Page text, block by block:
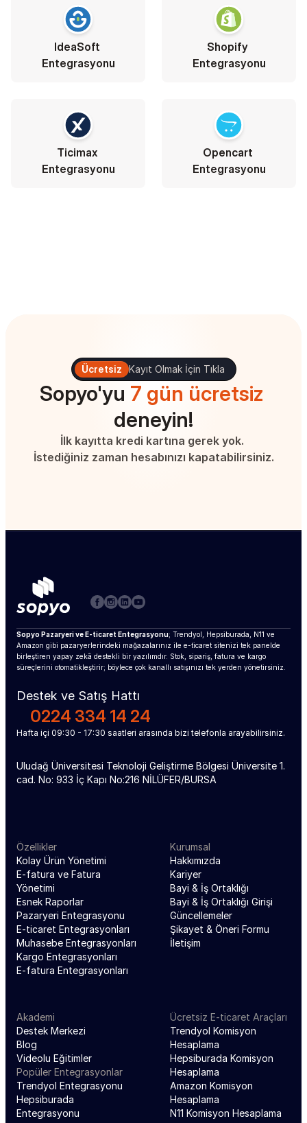
IdeaSoft
Entegrasyonu
Shopify
Entegrasyonu
Ticimax
Entegrasyonu
Opencart
Entegrasyonu
Ücretsiz Kayıt Olmak İçin Tıkla
Sopyo'yu 7 gün ücretsiz
deneyin!
İlk kayıtta kredi kartına gerek yok.
İstediğiniz zaman hesabınızı kapatabilirsiniz.
Sopyo Pazaryeri ve E-ticaret Entegrasyonu; Trendyol, Hepsiburada, N11 ve
Amazon gibi pazaryerlerindeki mağazalarınız ile e-ticaret sitenizi tek panelde
birleştiren yapay zekâ destekli bir yazılımdır. Stok, sipariş, fatura ve kargo
süreçlerini otomatikleştirir; böylece çok kanallı satışınızı tek yerden yönetirsiniz.
Destek ve Satış Hattı
0224 334 14 24
Hafta içi 09:30 - 17:30 saatleri arasında bizi telefonla arayabilirsiniz.
Uludağ Üniversitesi Teknoloji Geliştirme Bölgesi Üniversite 1.
cad. No: 933 İç Kapı No:216 NİLÜFER/BURSA
Özellikler
Kolay Ürün Yönetimi
E-fatura ve Fatura
Yönetimi
Esnek Raporlar
Pazaryeri Entegrasyonu
E-ticaret Entegrasyonları
Muhasebe Entegrasyonları
Kargo Entegrasyonları
E-fatura Entegrasyonları
Kurumsal
Hakkımızda
Kariyer
Bayi & İş Ortaklığı
Bayi & İş Ortaklığı Girişi
Güncellemeler
Şikayet & Öneri Formu
İletişim
Akademi
Destek Merkezi
Blog
Videolu Eğitimler
Popüler Entegrasyonlar
Trendyol Entegrasyonu
Hepsiburada
Entegrasyonu
Ücretsiz E-ticaret Araçları
Trendyol Komisyon
Hesaplama
Hepsiburada Komisyon
Hesaplama
Amazon Komisyon
Hesaplama
N11 Komisyon Hesaplama